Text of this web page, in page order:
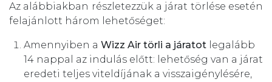
Az alábbiakban részletezzük a járat törlése esetén
felajánlott három lehetőséget:
Amennyiben a Wizz Air törli a járatot legalább
14 nappal az indulás előtt: lehetőség van a járat
eredeti teljes viteldíjának a visszaigénylésére,